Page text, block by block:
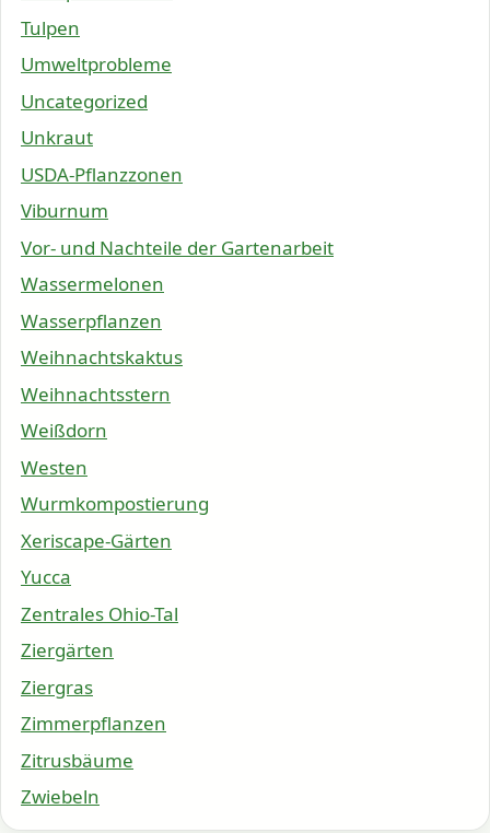
Tulpen
Umweltprobleme
Uncategorized
Unkraut
USDA-Pflanzzonen
Viburnum
Vor- und Nachteile der Gartenarbeit
Wassermelonen
Wasserpflanzen
Weihnachtskaktus
Weihnachtsstern
Weißdorn
Westen
Wurmkompostierung
Xeriscape-Gärten
Yucca
Zentrales Ohio-Tal
Ziergärten
Ziergras
Zimmerpflanzen
Zitrusbäume
Zwiebeln